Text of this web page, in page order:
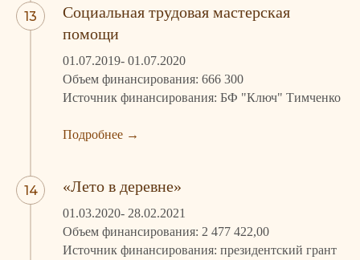
Социальная трудовая мастерская
помощи
01.07.2019- 01.07.2020
Объем финансирования: 666 300
Источник финансирования: БФ "Ключ" Тимченко
Подробнее →
«Лето в деревне»
01.03.2020- 28.02.2021
Объем финансирования: 2 477 422,00
Источник финансирования: президентский грант